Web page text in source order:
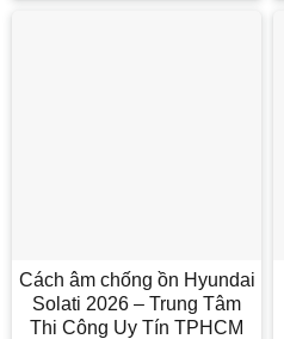
Cách âm chống ồn Hyundai
Solati 2026 – Trung Tâm
Thi Công Uy Tín TPHCM